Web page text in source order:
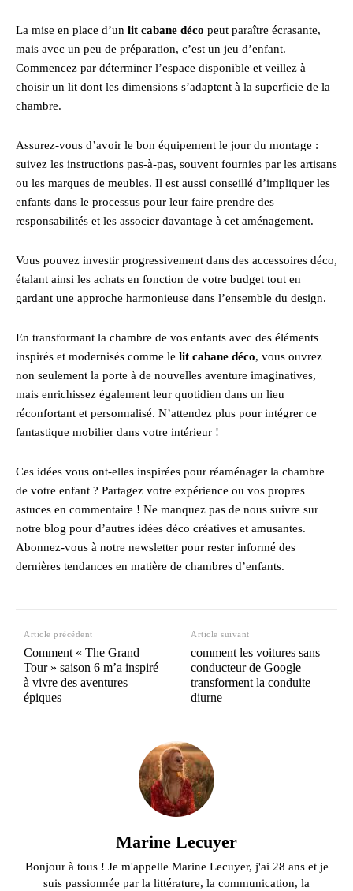
La mise en place d’un lit cabane déco peut paraître écrasante,
mais avec un peu de préparation, c’est un jeu d’enfant.
Commencez par déterminer l’espace disponible et veillez à
choisir un lit dont les dimensions s’adaptent à la superficie de la
chambre.
Assurez-vous d’avoir le bon équipement le jour du montage :
suivez les instructions pas-à-pas, souvent fournies par les artisans
ou les marques de meubles. Il est aussi conseillé d’impliquer les
enfants dans le processus pour leur faire prendre des
responsabilités et les associer davantage à cet aménagement.
Vous pouvez investir progressivement dans des accessoires déco,
étalant ainsi les achats en fonction de votre budget tout en
gardant une approche harmonieuse dans l’ensemble du design.
En transformant la chambre de vos enfants avec des éléments
inspirés et modernisés comme le lit cabane déco, vous ouvrez
non seulement la porte à de nouvelles aventure imaginatives,
mais enrichissez également leur quotidien dans un lieu
réconfortant et personnalisé. N’attendez plus pour intégrer ce
fantastique mobilier dans votre intérieur !
Ces idées vous ont-elles inspirées pour réaménager la chambre
de votre enfant ? Partagez votre expérience ou vos propres
astuces en commentaire ! Ne manquez pas de nous suivre sur
notre blog pour d’autres idées déco créatives et amusantes.
Abonnez-vous à notre newsletter pour rester informé des
dernières tendances en matière de chambres d’enfants.
Article précédent
Comment « The Grand
Tour » saison 6 m’a inspiré
à vivre des aventures
épiques
Article suivant
comment les voitures sans
conducteur de Google
transforment la conduite
diurne
Marine Lecuyer
Bonjour à tous ! Je m'appelle Marine Lecuyer, j'ai 28 ans et je
suis passionnée par la littérature, la communication, la